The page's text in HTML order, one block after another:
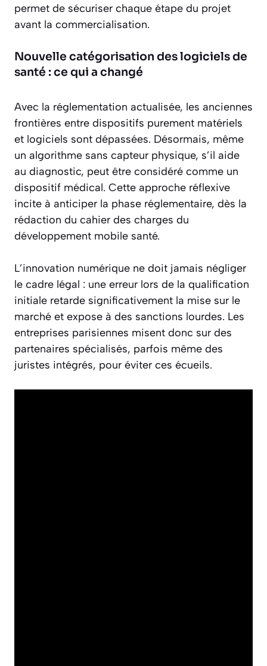
permet de sécuriser chaque étape du projet
avant la commercialisation.
Nouvelle catégorisation des logiciels de
santé : ce qui a changé
Avec la réglementation actualisée, les anciennes
frontières entre dispositifs purement matériels
et logiciels sont dépassées. Désormais, même
un algorithme sans capteur physique, s’il aide
au diagnostic, peut être considéré comme un
dispositif médical. Cette approche réflexive
incite à anticiper la phase réglementaire, dès la
rédaction du cahier des charges du
développement mobile santé.
L’innovation numérique ne doit jamais négliger
le cadre légal : une erreur lors de la qualification
initiale retarde significativement la mise sur le
marché et expose à des sanctions lourdes. Les
entreprises parisiennes misent donc sur des
partenaires spécialisés, parfois même des
juristes intégrés, pour éviter ces écueils.